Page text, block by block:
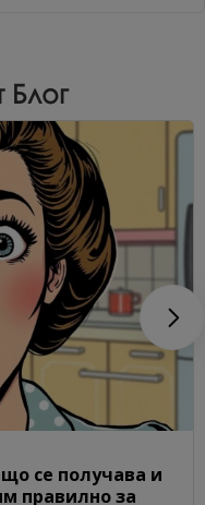
Блог
се получава и
правилно за